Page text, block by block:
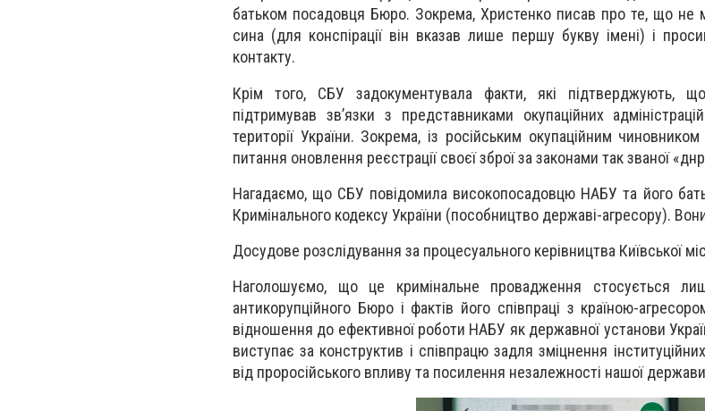
батьком посадовця Бюро. Зокрема, Христенко писав про те, що не
сина (для конспірації він вказав лише першу букву імені) і
контакту.
Крім того, СБУ задокументувала факти, які підтверджують,
підтримував зв’язки з представниками окупаційних
території України. Зокрема, із російським окупаційним
питання оновлення реєстрації своєї зброї за законами так званої
Нагадаємо, що СБУ повідомила високопосадовцю НАБУ та його
Кримінального кодексу України (пособництво державі-агресору).
Досудове розслідування за процесуального керівництва Київської
Наголошуємо, що це кримінальне провадження стосується
антикорупційного Бюро і фактів його співпраці з країною-
відношення до ефективної роботи НАБУ як державної установи
виступає за конструктив і співпрацю задля зміцнення
від проросійського впливу та посилення незалежності нашої